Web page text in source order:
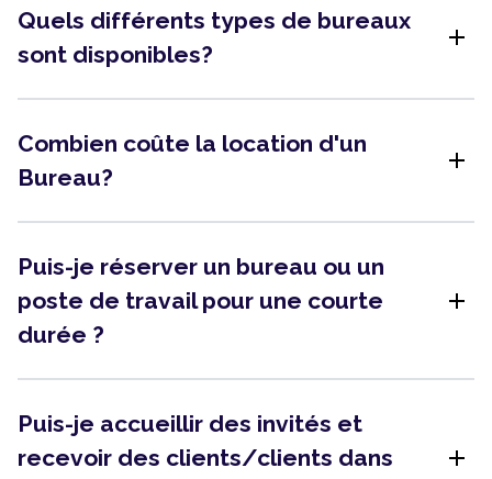
Quels différents types de bureaux
sont disponibles?
add
Combien coûte la location d'un
Bureau?
add
Puis-je réserver un bureau ou un
poste de travail pour une courte
durée ?
add
Puis-je accueillir des invités et
recevoir des clients/clients dans
add